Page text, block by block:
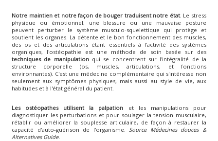
Notre maintien et notre façon de bouger traduisent notre état. Le stress
physique ou émotionnel, une blessure ou une mauvaise posture
peuvent perturber le système musculo-squelettique qui protège et
soutient les organes. La détente et le bon fonctionnement des muscles,
des os et des articulations étant essentiels à l'activité des systèmes
organiques, l'ostéopathie est une méthode de soin basée sur des
techniques de manipulationqui se concentrent sur l'intégralité de la
structure corporelle (os, muscles, articulations, et fonctions
environnantes). C'est une médecine complémentaire qui s'intéresse non
seulement aux symptômes physiques, mais aussi au style de vie, aux
habitudes et à l'état général du patient.
Les ostéopathes utilisent la palpation et les manipulations pour
diagnostiquer les perturbations et pour soulager la tension musculaire,
rétablir ou améliorer la souplesse articulaire, de façon à restaurer la
capacité d'auto-guérison de l'organisme.
Source Médecines douces &
Alternatives Guide.